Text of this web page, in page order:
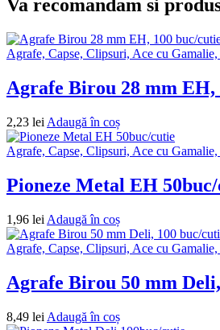
Va recomandam si
Agrafe, Capse, Clipsuri, Ace cu Gamalie,
Agrafe Birou 28 mm EH,
2,23 lei Adaugă în coș
Agrafe, Capse, Clipsuri, Ace cu Gamalie,
Pioneze Metal EH
1,96 lei Adaugă în coș
Agrafe, Capse, Clipsuri, Ace cu Gamalie,
Agrafe Birou 50 mm
8,49 lei Adaugă în coș